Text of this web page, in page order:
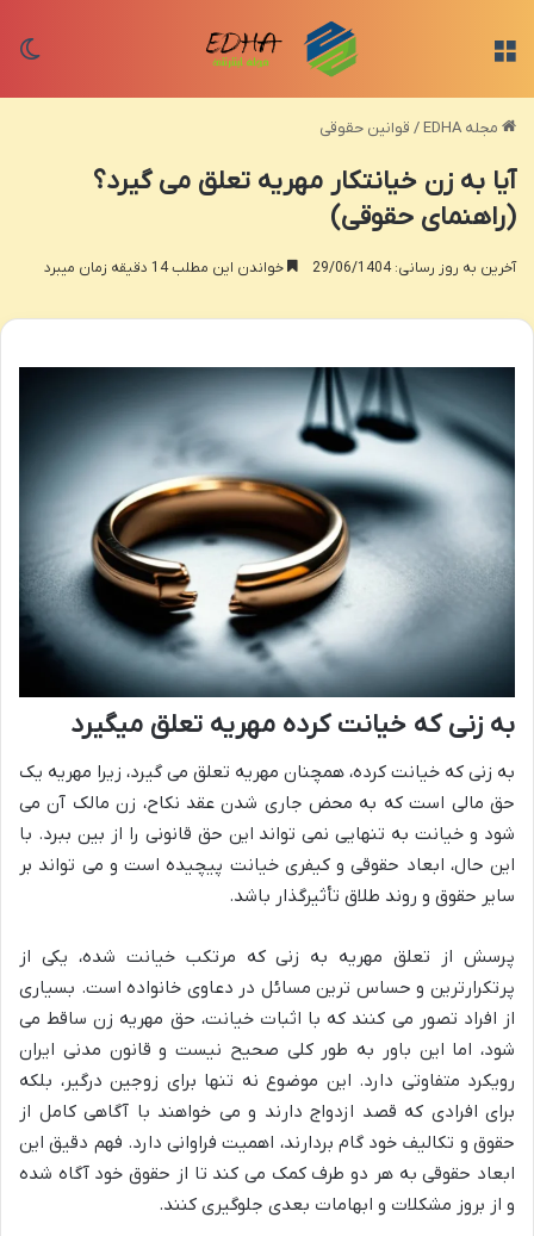
مجله EDHA / قوانین حقوقی
آیا به زن خیانتکار مهریه تعلق می گیرد؟
(راهنمای حقوقی)
آخرین به روز رسانی: 29/06/1404 خواندن این مطلب 14 دقیقه زمان میبرد
به زنی که خیانت کرده مهریه تعلق میگیرد
به زنی که خیانت کرده، همچنان مهریه تعلق می گیرد، زیرا مهریه یک
حق مالی است که به محض جاری شدن عقد نکاح، زن مالک آن می
شود و خیانت به تنهایی نمی تواند این حق قانونی را از بین ببرد. با
این حال، ابعاد حقوقی و کیفری خیانت پیچیده است و می تواند بر
سایر حقوق و روند طلاق تأثیرگذار باشد.
پرسش از تعلق مهریه به زنی که مرتکب خیانت شده، یکی از
پرتکرارترین و حساس ترین مسائل در دعاوی خانواده است. بسیاری
از افراد تصور می کنند که با اثبات خیانت، حق مهریه زن ساقط می
شود، اما این باور به طور کلی صحیح نیست و قانون مدنی ایران
رویکرد متفاوتی دارد. این موضوع نه تنها برای زوجین درگیر، بلکه
برای افرادی که قصد ازدواج دارند و می خواهند با آگاهی کامل از
حقوق و تکالیف خود گام بردارند، اهمیت فراوانی دارد. فهم دقیق این
ابعاد حقوقی به هر دو طرف کمک می کند تا از حقوق خود آگاه شده
و از بروز مشکلات و ابهامات بعدی جلوگیری کنند.